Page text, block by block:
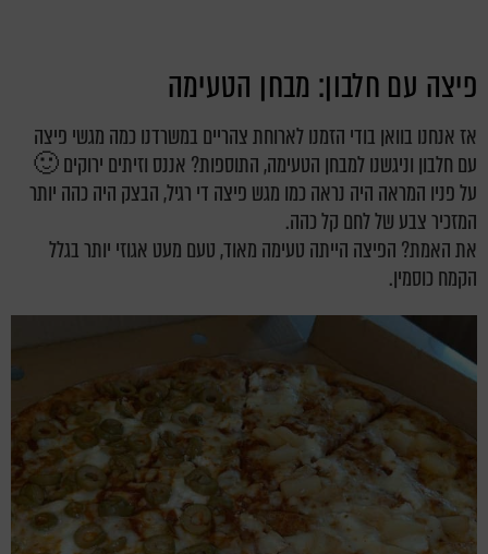
פיצה עם חלבון: מבחן הטעימה
אז אנחנו בוואן בודי הזמנו לארוחת צהריים במשרדנו כמה מגשי פיצה
עם חלבון וניגשנו למבחן הטעימה, התוספות? אננס וזיתים ירוקים 🙂
על פניו המראה היה נראה כמו מגש פיצה די רגיל, הבצק היה כהה יותר
המזכיר צבע של לחם קל כהה.
את האמת? הפיצה הייתה טעימה מאוד, טעם מעט אגוזי יותר בגלל
הקמח כוסמין.